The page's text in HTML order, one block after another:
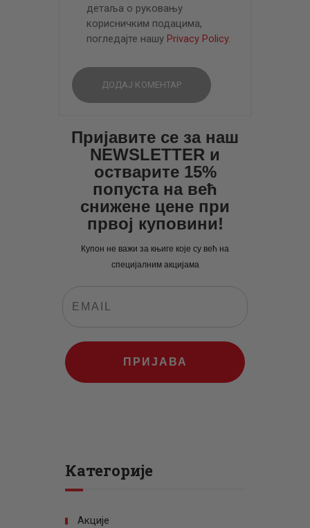
детаља о руковању
корисничким подацима,
погледајте нашу Privacy Policy.
Пријавите се за наш
NEWSLETTER и
остварите 15%
попуста на већ
снижене цене при
првој куповини!
Купон не важи за књиге које су већ на
специјалним акцијама
ПРИЈАВА
Категорије
Акције